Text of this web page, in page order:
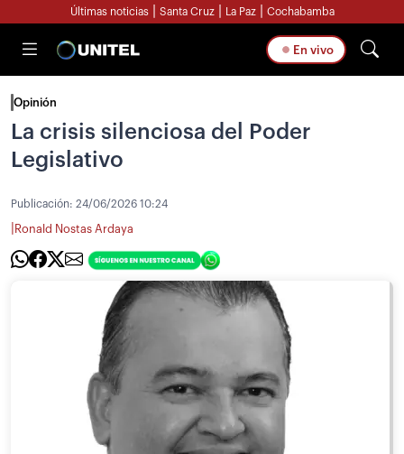
Últimas noticias Santa Cruz La Paz Cochabamba
En vivo
Opinión
La crisis silenciosa del Poder
Legislativo
Publicación: 24/06/2026 10:24
Ronald Nostas Ardaya